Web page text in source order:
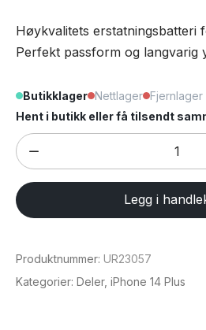
Høykvalitets erstatningsbatteri
Perfekt passform og langvarig
Butikklager Nettlager Fjernlager
Hent i butikk eller få tilsendt
Batteri
til
iPhone
14
antall
Legg i
Produktnummer: UR23057
Kategorier: Deler, iPhone 14 Plus